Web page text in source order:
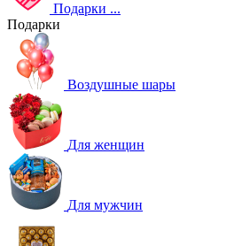
Подарки ...
Подарки
Воздушные шары
Для женщин
Для мужчин